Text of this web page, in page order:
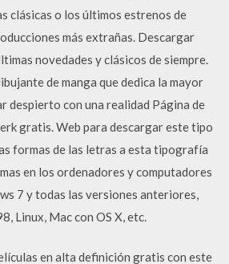
clásicas o los últimos estrenos de
más extrañas. Descargar
novedades y clásicos de siempre.
de manga que dedica la mayor
despierto con una realidad Página de
gratis. Web para descargar este tipo
formas de las letras a esta tipografía
en los ordenadores y computadores
7 y todas las versiones anteriores,
Linux, Mac con OS X, etc.
en alta definición gratis con este